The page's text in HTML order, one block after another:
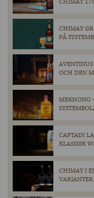
CHIMAY
CHIMAY
PÅ
OCH DEN
MEKHONG
CAPTAIN
KLASSISK
CHIMAY I
VARIANTER